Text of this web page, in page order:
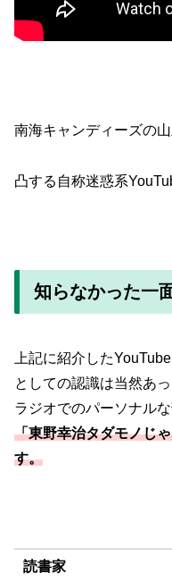
南海キャンディーズの
凸する自称迷惑系
知らなかった一
上記に紹介した
としての認識は当然あ
ラジオでのパーソナル
「東野幸治タダモノじ
す。
読書家